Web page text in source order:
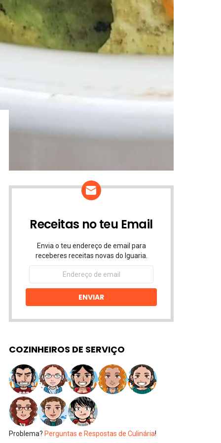
Receitas no teu Email
Envia o teu endereço de email para
receberes receitas novas do Iguaria.
Endereço
email
ENVIAR
COZINHEIROS DE SERVIÇO
Problema? Perguntas e Respostas de Culinária!